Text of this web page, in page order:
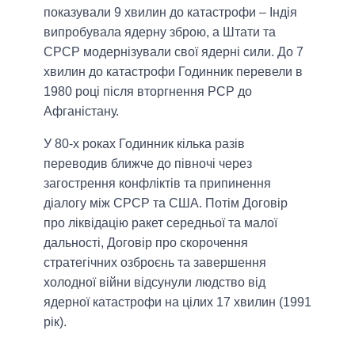
показували 9 хвилин до катастрофи – Індія
випробувала ядерну зброю, а Штати та
СРСР модернізували свої ядерні сили. До 7
хвилин до катастрофи Годинник перевели в
1980 році після вторгнення РСР до
Афганістану.
У 80-х роках Годинник кілька разів
переводив ближче до півночі через
загострення конфліктів та припинення
діалогу між СРСР та США. Потім Договір
про ліквідацію ракет середньої та малої
дальності, Договір про скорочення
стратегічних озброєнь та завершення
холодної війни відсунули людство від
ядерної катастрофи на цілих 17 хвилин (1991
рік).